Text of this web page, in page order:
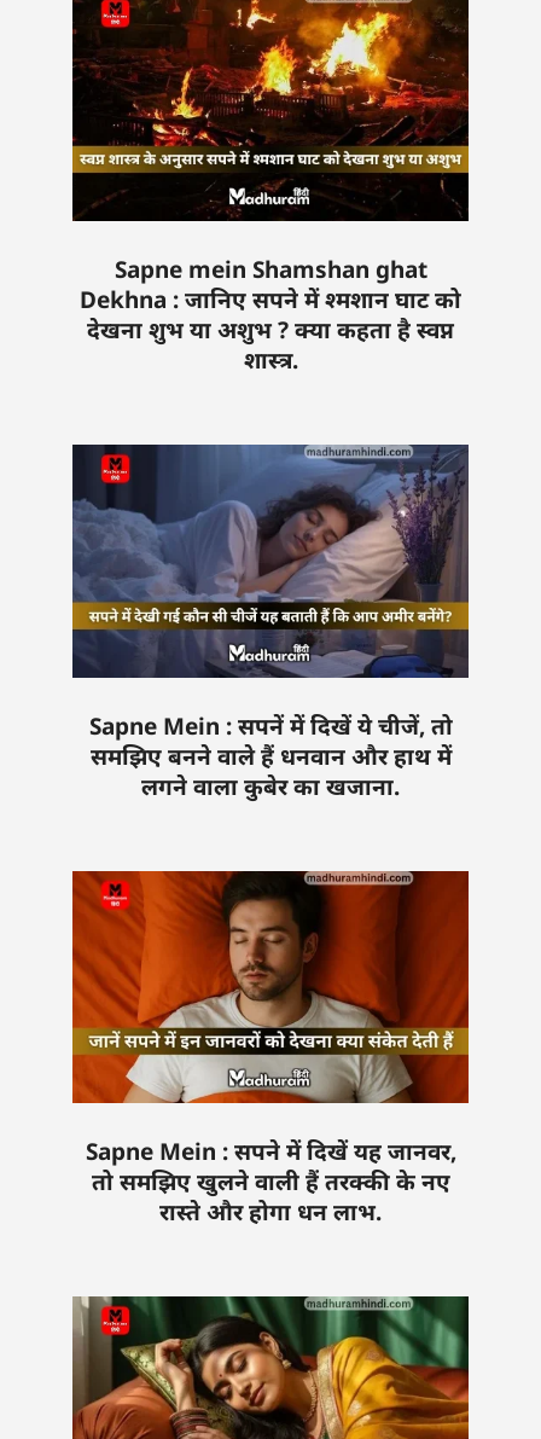
Sapne mein Shamshan ghat
Dekhna : जानिए सपने में श्मशान घाट को
देखना शुभ या अशुभ ? क्या कहता है स्वप्न
शास्त्र.
Sapne Mein : सपनें में दिखें ये चीजें, तो
समझिए बनने वाले हैं धनवान और हाथ में
लगने वाला कुबेर का खजाना.
Sapne Mein : सपने में दिखें यह जानवर,
तो समझिए खुलने वाली हैं तरक्की के नए
रास्ते और होगा धन लाभ.